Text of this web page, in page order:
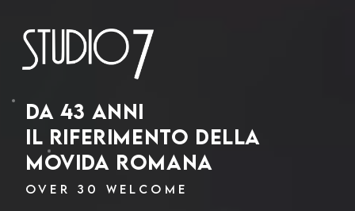
Da 43 anni
il Riferimento della
Movida Romana
OVER 30 WELCOME